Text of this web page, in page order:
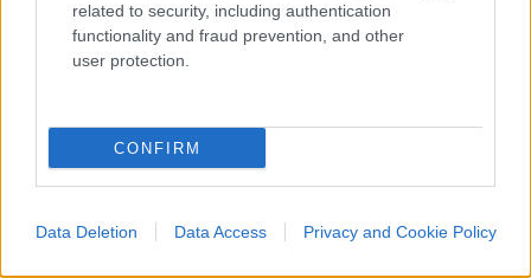
related to security, including authentication
functionality and fraud prevention, and other
user protection.
CONFIRM
Data Deletion Data Access Privacy and Cookie Policy
cliccare quiper iscriversi al canale ed essere sempre
aggiornati (gratis).
13
Leggi i commenti